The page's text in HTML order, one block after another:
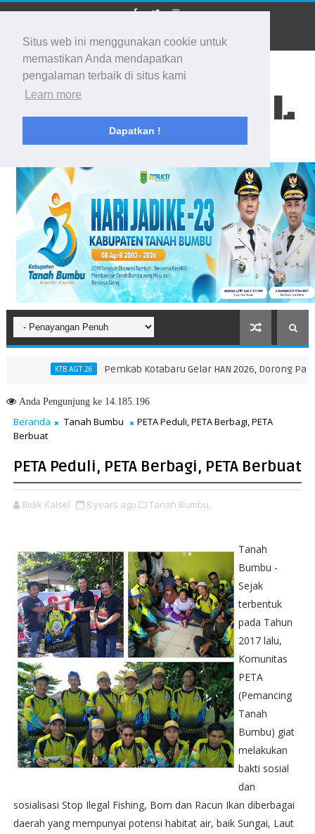
Situs web ini menggunakan cookie untuk
memastikan Anda mendapatkan
pengalaman terbaik di situs kami
Learn more
Dapatkan !
BIDIK KALSEL
Membidik Ke Segala Arah
KTB AGT 26 Pemkab Kotabaru Gelar HAN 2026, Dorong
AndaPengunjung ke 14.185.196
Beranda Tanah Bumbu
PETA Peduli, PETA Berbagi, PETA
Berbuat
PETA Peduli, PETA Berbagi, PETA Berbuat
Bidik Kalsel 8 years ago Tanah Bumbu,
Tanah
Bumbu -
Sejak
terbentuk
pada Tahun
2017 lalu,
Komunitas
PETA
(Pemancing
Tanah
Bumbu) giat
melakukan
bakti sosial
dan
sosialisasi Stop Ilegal Fishing, Bom dan Racun Ikan diberbagai
daerah yang mempunyai potensi habitat air, baik Sungai, Laut